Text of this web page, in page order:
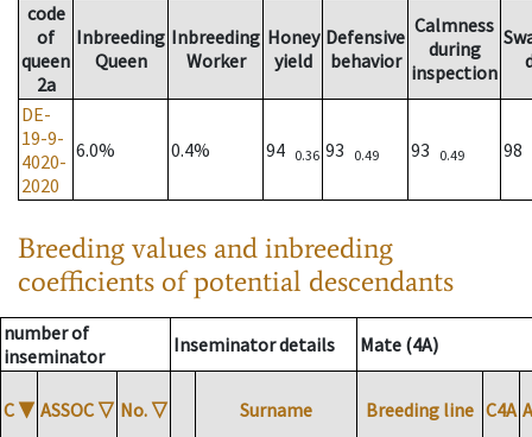
code
of
queen
2a
Inbreeding
Queen
Inbreeding
Worker
Honey
yield
Defensive
behavior
Calmness
during
inspection
DE-
19-9-
4020-
2020
6.0% 0.4% 94 0.36 93 0.49 93 0.49 98
Breeding values and inbreeding
coefficients of potential descendants
number of
inseminator
Inseminator details Mate (4A)
C ▼ ASSOC ▽ No. ▽ Surname Breeding line C4A